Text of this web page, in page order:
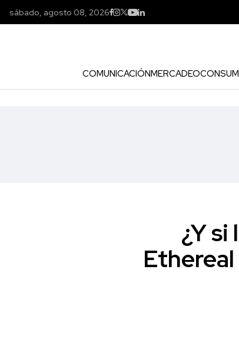
sábado, agosto 08, 2026
COMUNICACIÓNMERCADEO
¿Y